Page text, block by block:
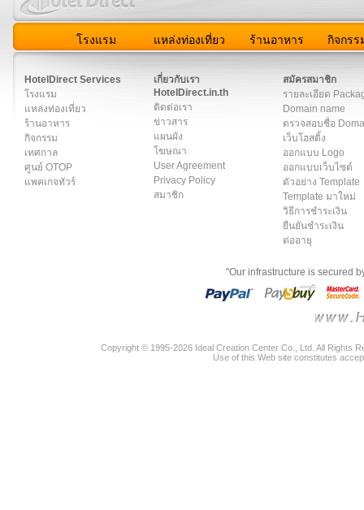
โรงแรม แหล่งท่องเที่ยว ร้านอาหาร กิจกรร
HotelDirect Services
โรงแรม
แหล่งท่องเที่ยว
ร้านอาหาร
กิจกรรม
เทศกาล
ศูนย์ OTOP
แพคเกจทัวร์
เกี่ยวกับเรา
HotelDirect.in.th
ติดต่อเรา
ข่าวสาร
แผนผัง
โฆษณา
User Agreement
Privacy Policy
สมาชิก
สมัครสมาชิก
รายละเอียด
Domain name
ตรวจสอบชื่อ
เว็บโฮสติ้ง
ออกแบบ Logo
ออกแบบเว็บไซต์
ตัวอย่าง Template
Template มาใหม่
วิธีการชำระเงิน
ยืนยันชำระเงิน
ต่ออายุ
"Our infrastructure is secured
Copyright © 1995-2026 Ideal Creation Center Co., Ltd. All Rights
Use of this Web site constitutes